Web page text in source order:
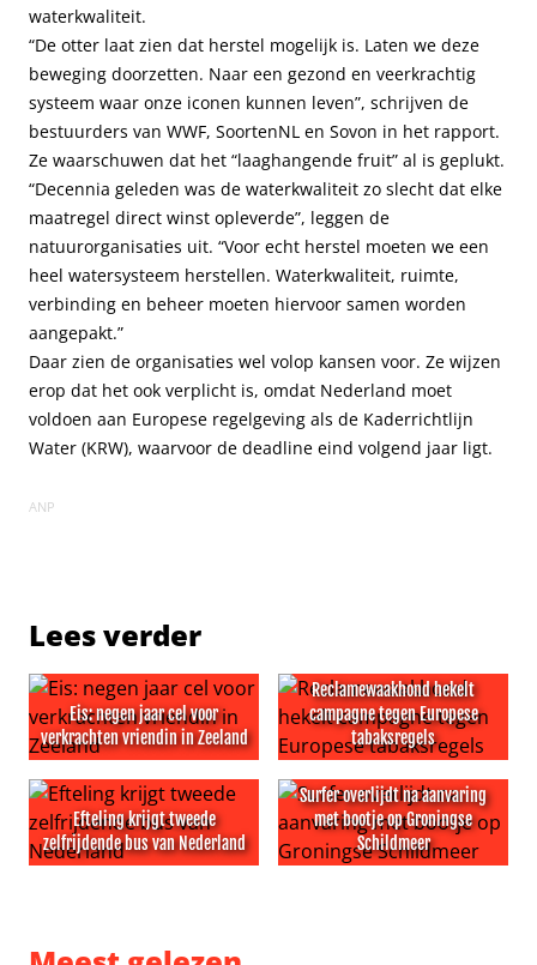
waterkwaliteit.
“De otter laat zien dat herstel mogelijk is. Laten we deze
beweging doorzetten. Naar een gezond en veerkrachtig
systeem waar onze iconen kunnen leven”, schrijven de
bestuurders van WWF, SoortenNL en Sovon in het rapport.
Ze waarschuwen dat het “laaghangende fruit” al is geplukt.
“Decennia geleden was de waterkwaliteit zo slecht dat elke
maatregel direct winst opleverde”, leggen de
natuurorganisaties uit. “Voor echt herstel moeten we een
heel watersysteem herstellen. Waterkwaliteit, ruimte,
verbinding en beheer moeten hiervoor samen worden
aangepakt.”
Daar zien de organisaties wel volop kansen voor. Ze wijzen
erop dat het ook verplicht is, omdat Nederland moet
voldoen aan Europese regelgeving als de Kaderrichtlijn
Water (KRW), waarvoor de deadline eind volgend jaar ligt.
ANP
Lees verder
Eis: negen jaar cel voor
verkrachten vriendin in Zeeland
Eis: negen jaar cel voor verkrachten vriendin in Zeeland
Reclamewaakhond hekelt
campagne tegen Europese
tabaksregels
Reclamewaakhond hekelt
Efteling krijgt tweede
zelfrijdende bus van Nederland
Surfer overlijdt na aanvaring
met bootje op Groningse
Schildmeer